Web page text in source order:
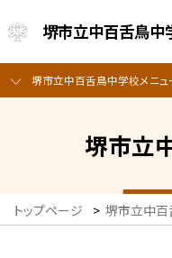
堺市立中百舌鳥中
堺市立中百舌鳥中学校メニュ
堺市立
トップページ > 堺市立中